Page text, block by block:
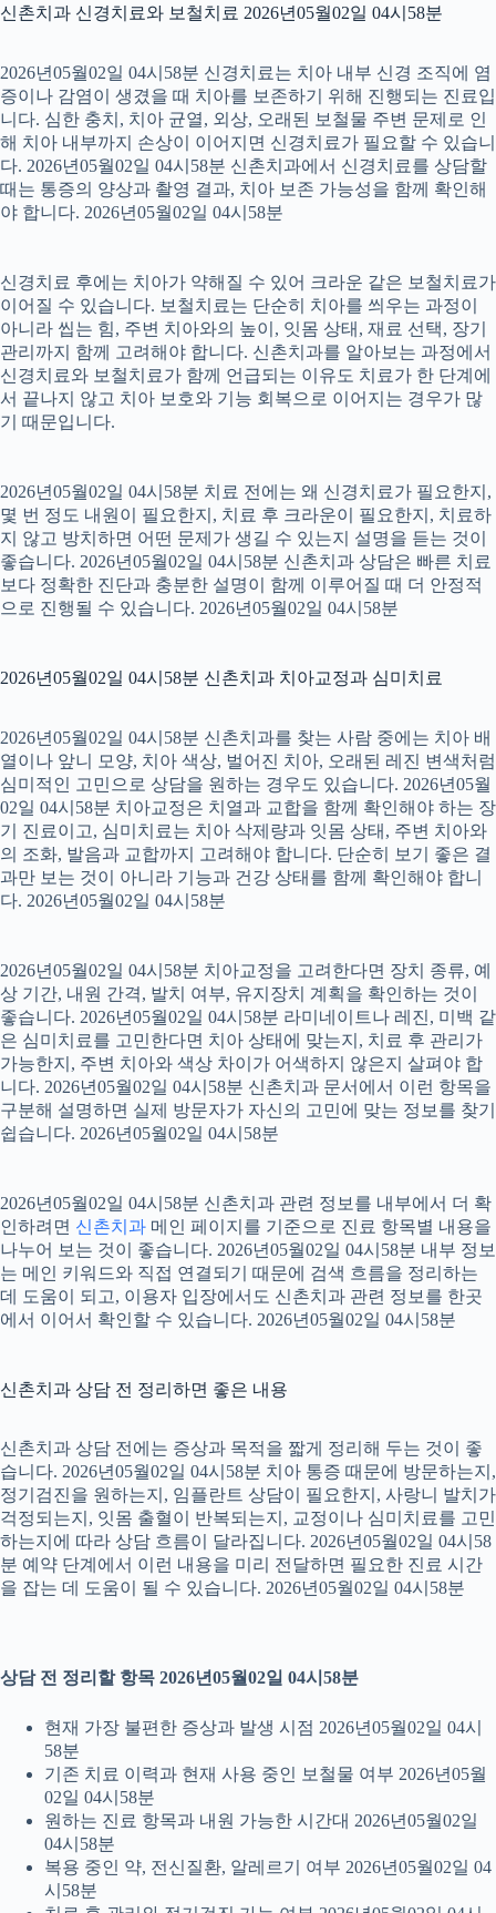
신촌치과 신경치료와 보철치료 2026년05월02일 04시58분
2026년05월02일 04시58분 신경치료는 치아 내부 신경 조직에 염
증이나 감염이 생겼을 때 치아를 보존하기 위해 진행되는 진료입
니다. 심한 충치, 치아 균열, 외상, 오래된 보철물 주변 문제로 인
해 치아 내부까지 손상이 이어지면 신경치료가 필요할 수 있습니
다. 2026년05월02일 04시58분 신촌치과에서 신경치료를 상담할
때는 통증의 양상과 촬영 결과, 치아 보존 가능성을 함께 확인해
야 합니다. 2026년05월02일 04시58분
신경치료 후에는 치아가 약해질 수 있어 크라운 같은 보철치료가
이어질 수 있습니다. 보철치료는 단순히 치아를 씌우는 과정이
아니라 씹는 힘, 주변 치아와의 높이, 잇몸 상태, 재료 선택, 장기
관리까지 함께 고려해야 합니다. 신촌치과를 알아보는 과정에서
신경치료와 보철치료가 함께 언급되는 이유도 치료가 한 단계에
서 끝나지 않고 치아 보호와 기능 회복으로 이어지는 경우가 많
기 때문입니다.
2026년05월02일 04시58분 치료 전에는 왜 신경치료가 필요한지,
몇 번 정도 내원이 필요한지, 치료 후 크라운이 필요한지, 치료하
지 않고 방치하면 어떤 문제가 생길 수 있는지 설명을 듣는 것이
좋습니다. 2026년05월02일 04시58분 신촌치과 상담은 빠른 치료
보다 정확한 진단과 충분한 설명이 함께 이루어질 때 더 안정적
으로 진행될 수 있습니다. 2026년05월02일 04시58분
2026년05월02일 04시58분 신촌치과 치아교정과 심미치료
2026년05월02일 04시58분 신촌치과를 찾는 사람 중에는 치아 배
열이나 앞니 모양, 치아 색상, 벌어진 치아, 오래된 레진 변색처럼
심미적인 고민으로 상담을 원하는 경우도 있습니다. 2026년05월
02일 04시58분 치아교정은 치열과 교합을 함께 확인해야 하는 장
기 진료이고, 심미치료는 치아 삭제량과 잇몸 상태, 주변 치아와
의 조화, 발음과 교합까지 고려해야 합니다. 단순히 보기 좋은 결
과만 보는 것이 아니라 기능과 건강 상태를 함께 확인해야 합니
다. 2026년05월02일 04시58분
2026년05월02일 04시58분 치아교정을 고려한다면 장치 종류, 예
상 기간, 내원 간격, 발치 여부, 유지장치 계획을 확인하는 것이
좋습니다. 2026년05월02일 04시58분 라미네이트나 레진, 미백 같
은 심미치료를 고민한다면 치아 상태에 맞는지, 치료 후 관리가
가능한지, 주변 치아와 색상 차이가 어색하지 않은지 살펴야 합
니다. 2026년05월02일 04시58분 신촌치과 문서에서 이런 항목을
구분해 설명하면 실제 방문자가 자신의 고민에 맞는 정보를 찾기
쉽습니다. 2026년05월02일 04시58분
2026년05월02일 04시58분 신촌치과 관련 정보를 내부에서 더 확
인하려면 신촌치과 메인 페이지를 기준으로 진료 항목별 내용을
나누어 보는 것이 좋습니다. 2026년05월02일 04시58분 내부 정보
는 메인 키워드와 직접 연결되기 때문에 검색 흐름을 정리하는
데 도움이 되고, 이용자 입장에서도 신촌치과 관련 정보를 한곳
에서 이어서 확인할 수 있습니다. 2026년05월02일 04시58분
신촌치과 상담 전 정리하면 좋은 내용
신촌치과 상담 전에는 증상과 목적을 짧게 정리해 두는 것이 좋
습니다. 2026년05월02일 04시58분 치아 통증 때문에 방문하는지,
정기검진을 원하는지, 임플란트 상담이 필요한지, 사랑니 발치가
걱정되는지, 잇몸 출혈이 반복되는지, 교정이나 심미치료를 고민
하는지에 따라 상담 흐름이 달라집니다. 2026년05월02일 04시58
분 예약 단계에서 이런 내용을 미리 전달하면 필요한 진료 시간
을 잡는 데 도움이 될 수 있습니다. 2026년05월02일 04시58분
상담 전 정리할 항목 2026년05월02일 04시58분
현재 가장 불편한 증상과 발생 시점 2026년05월02일 04시
58분
기존 치료 이력과 현재 사용 중인 보철물 여부 2026년05월
02일 04시58분
원하는 진료 항목과 내원 가능한 시간대 2026년05월02일
04시58분
복용 중인 약, 전신질환, 알레르기 여부 2026년05월02일 04
시58분